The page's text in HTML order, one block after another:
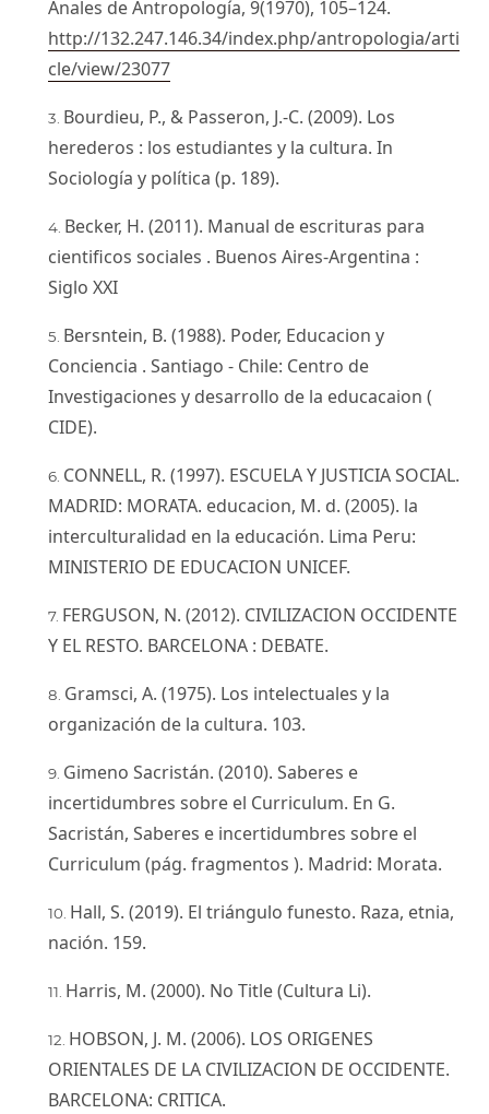
Anales de Antropología, 9(1970), 105–124.
http://132.247.146.34/index.php/antropologia/arti
cle/view/23077
Bourdieu, P., & Passeron, J.-C. (2009). Los
herederos : los estudiantes y la cultura. In
Sociología y política (p. 189).
Becker, H. (2011). Manual de escrituras para
cientificos sociales . Buenos Aires-Argentina :
Siglo XXI
Bersntein, B. (1988). Poder, Educacion y
Conciencia . Santiago - Chile: Centro de
Investigaciones y desarrollo de la educacaion (
CIDE).
CONNELL, R. (1997). ESCUELA Y JUSTICIA SOCIAL.
MADRID: MORATA. educacion, M. d. (2005). la
interculturalidad en la educación. Lima Peru:
MINISTERIO DE EDUCACION UNICEF.
FERGUSON, N. (2012). CIVILIZACION OCCIDENTE
Y EL RESTO. BARCELONA : DEBATE.
Gramsci, A. (1975). Los intelectuales y la
organización de la cultura. 103.
Gimeno Sacristán. (2010). Saberes e
incertidumbres sobre el Curriculum. En G.
Sacristán, Saberes e incertidumbres sobre el
Curriculum (pág. fragmentos ). Madrid: Morata.
Hall, S. (2019). El triángulo funesto. Raza, etnia,
nación. 159.
Harris, M. (2000). No Title (Cultura Li).
HOBSON, J. M. (2006). LOS ORIGENES
ORIENTALES DE LA CIVILIZACION DE OCCIDENTE.
BARCELONA: CRITICA.